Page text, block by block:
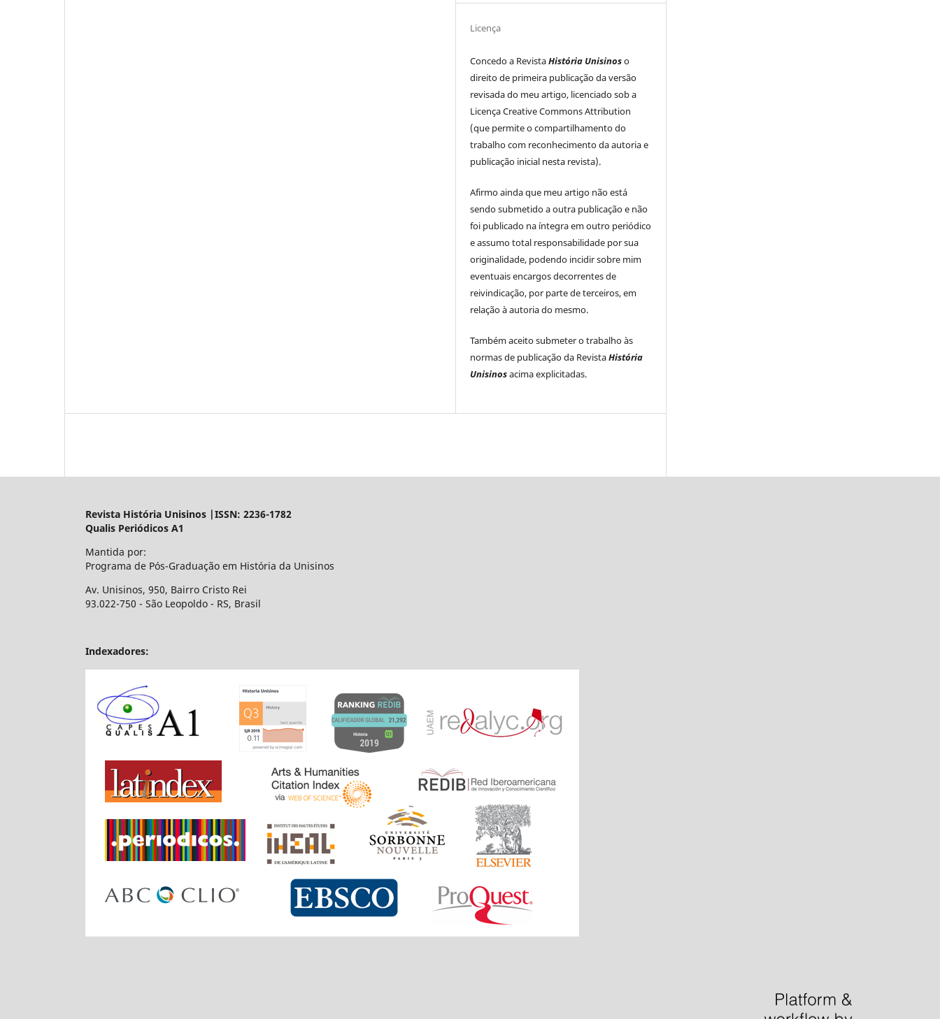
Licença
Concedo a RevistaHistória Unisinoso
direito de primeira publicação da versão
revisada do meu artigo, licenciado sob a
Licença Creative Commons Attribution
(que permite o compartilhamento do
trabalho com reconhecimento da autoria e
publicação inicial nesta revista).
Afirmo ainda que meu artigo não está
sendo submetido a outra publicação e não
foi publicado na íntegra em outro periódico
e assumo total responsabilidade por sua
originalidade, podendo incidir sobre mim
eventuais encargos decorrentes de
reivindicação, por parte de terceiros, em
relação à autoria do mesmo.
Também aceito submeter o trabalho às
normas de publicação da RevistaHistória
Unisinosacima explicitadas.
Revista História Unisinos |ISSN: 2236-1782
Qualis Periódicos A1
Mantida por:
Programa de Pós-Graduação em História da Unisinos
Av. Unisinos, 950, Bairro Cristo Rei
93.022-750 - São Leopoldo - RS, Brasil
Indexadores: